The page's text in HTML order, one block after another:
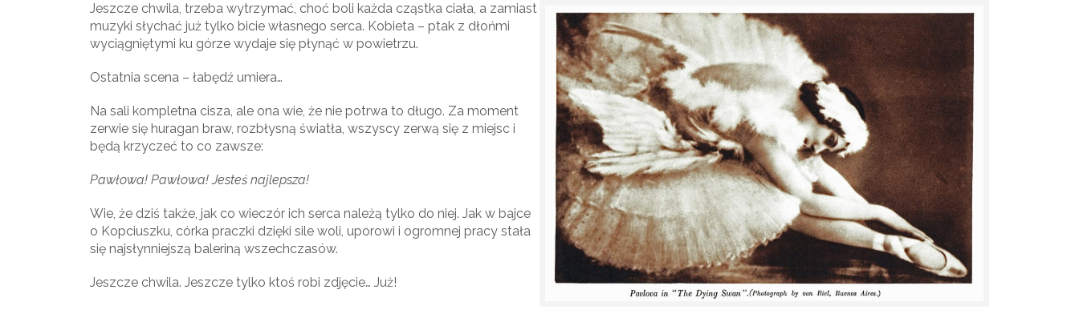
Jeszcze chwila, trzeba wytrzymać, choć boli każda cząstka ciała, a zamiast
muzyki słychać już tylko bicie własnego serca. Kobieta – ptak z dłońmi
wyciągniętymi ku górze wydaje się płynąć w powietrzu.
Ostatnia scena – łabędź umiera…
Na sali kompletna cisza, ale ona wie, że nie potrwa to długo. Za moment
zerwie się huragan braw, rozbłysną światła, wszyscy zerwą się z miejsc i
będą krzyczeć to co zawsze:
Pawłowa! Pawłowa! Jesteś najlepsza!
Wie, że dziś także, jak co wieczór ich serca należą tylko do niej. Jak w bajce
o Kopciuszku, córka praczki dzięki sile woli, uporowi i ogromnej pracy stała
się najsłynniejszą baleriną wszechczasów.
Jeszcze chwila. Jeszcze tylko ktoś robi zdjęcie… Już!